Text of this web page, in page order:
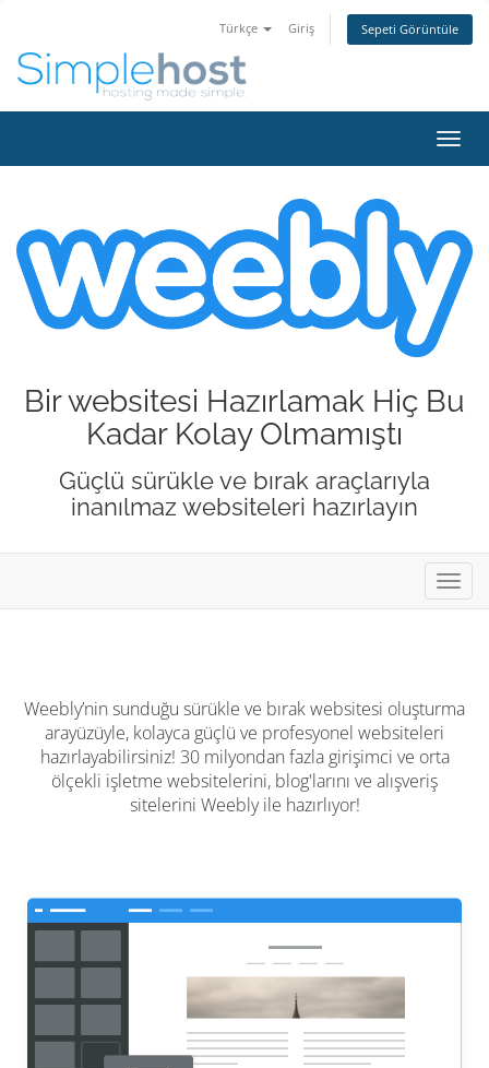
Türkçe Giriş Sepeti Görüntüle
Bir websitesi Hazırlamak Hiç Bu
Kadar Kolay Olmamıştı
Güçlü sürükle ve bırak araçlarıyla
inanılmaz websiteleri hazırlayın
Weebly’nin sunduğu sürükle ve bırak websitesi oluşturma
arayüzüyle, kolayca güçlü ve profesyonel websiteleri
hazırlayabilirsiniz! 30 milyondan fazla girişimci ve orta
ölçekli işletme websitelerini, blog'larını ve alışveriş
sitelerini Weebly ile hazırlıyor!